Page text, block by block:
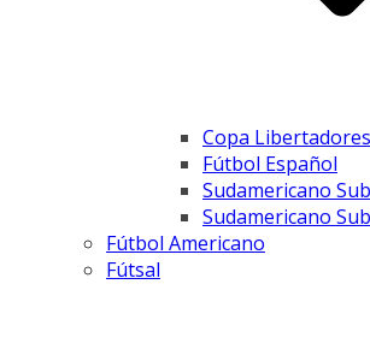
Copa Libertadores
Fútbol Español
Sudamericano
Sudamericano
Fútbol Americano
Fútsal